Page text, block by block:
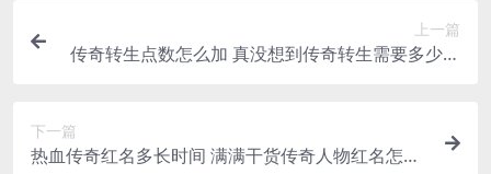
上一篇
传奇转生点数怎么加 真没想到传奇转生需要多少经
下一篇
热血传奇红名多长时间 满满干货传奇人物红名怎么